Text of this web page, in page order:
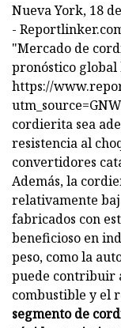
Nueva York, 18
-
"Mercado de
pronóstico global
https://
cordierita sea
resistencia al
convertidores
Además, la
relativamente
fabricados con
beneficioso en
peso, como la
puede contribuir
combustible y el
segmento de